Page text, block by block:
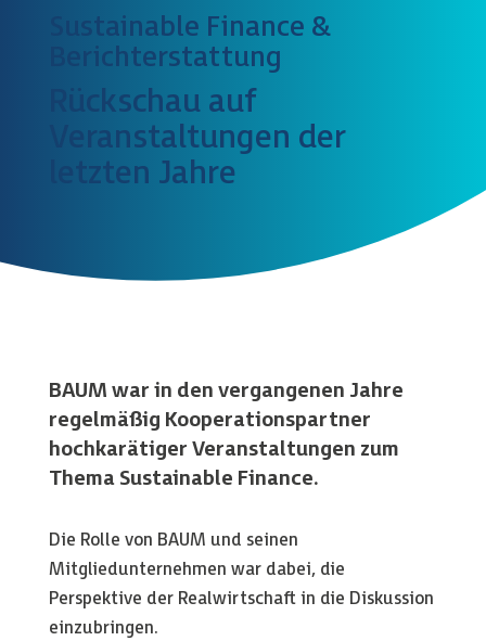
Sustainable Finance &
Berichterstattung
Rückschau auf
Veranstaltungen der
letzten Jahre
BAUM war in den vergangenen Jahre
regelmäßig Kooperationspartner
hochkarätiger Veranstaltungen zum
Thema Sustainable Finance.
Die Rolle von BAUM und seinen
Mitgliedunternehmen war dabei, die
Perspektive der Realwirtschaft in die Diskussion
einzubringen.